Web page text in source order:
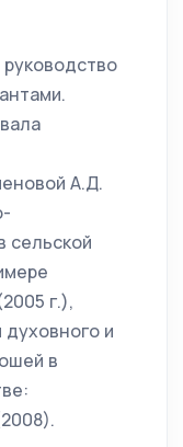
А.Д.
сельской
г.),
и
в